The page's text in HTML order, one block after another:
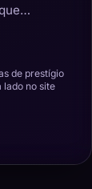
de prestígio
lado no site